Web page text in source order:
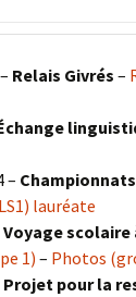
Relais Givrés –
–
lauréate
Voyage scolaire
1)– Photos
Projet pour la